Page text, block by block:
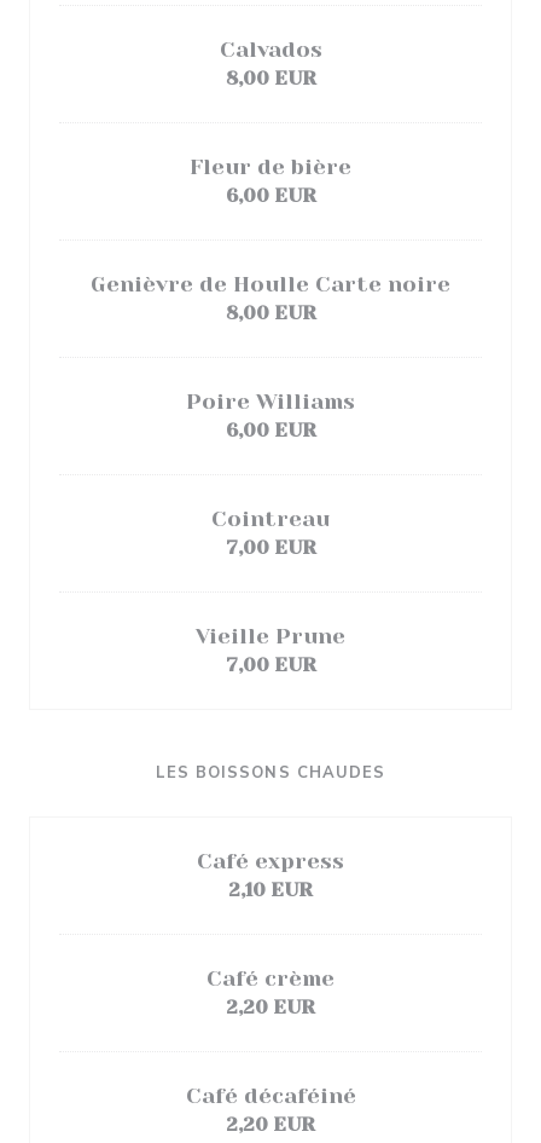
Calvados
8,00 EUR
Fleur de bière
6,00 EUR
Genièvre de Houlle Carte noire
8,00 EUR
Poire Williams
6,00 EUR
Cointreau
7,00 EUR
Vieille Prune
7,00 EUR
LES BOISSONS CHAUDES
Café express
2,10 EUR
Café crème
2,20 EUR
Café décaféiné
2,20 EUR